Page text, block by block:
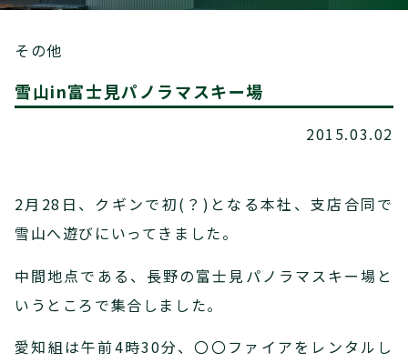
その他
雪山in富士見パノラマスキー場
2015.03.02
2月28日、クギンで初(？)となる本社、支店合同で
雪山へ遊びにいってきました。
中間地点である、長野の富士見パノラマスキー場と
いうところで集合しました。
愛知組は午前4時30分、〇〇ファイアをレンタルし